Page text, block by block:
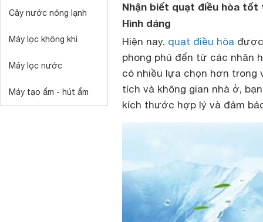
Cây nước nóng lạnh
Máy lọc không khí
Máy lọc nước
Máy tạo ẩm - hút ẩm
Nhận biết quạt điều hòa
Hình dáng
Hiện nay. quạt điều hòa
phong phú đến từ các nhãn
có nhiều lựa chọn hơn trong
tích và không gian nhà ở,
kích thước hợp lý và đảm